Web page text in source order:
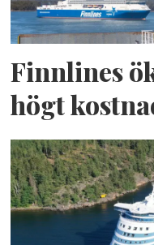
Finnlines
högt